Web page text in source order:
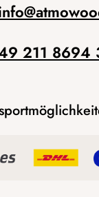
@
211 8694